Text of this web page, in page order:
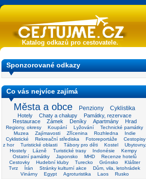
Katalog odkazů pro cestovatele.
Sponzorované odkazy
Co vás nejvíce zajímá
Města a obce Penziony Cyklistika
Hotely Chaty a chalupy
Památky, rezervace
Restaurace
Zámek Deníky Apartmány Hrad
Regiony, okresy Koupání Lyžování
Technické památky
Muzea
Zajímavosti Zřícenina Rozhledna
Indie
Cyklistické
Rekreační střediska Fotoreportáže
Cestopisy
z hor
Turistické oblasti Tábory pro děti Kostel
Ubytovny,
Hostely
Lázně Turistické trasy Indonésie
Kempy
Ostatní památky
Japonsko MHD
Recenze hotelů
Cestovky
Hudební kluby Turecko Grónsko
Klášter
Tvrz
Írán Stránky kulturní akce
Dům, vila, letohrádek
Vinárny
Egypt Agroturistika Laos Rusko